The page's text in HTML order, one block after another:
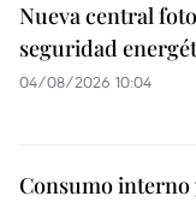
Nueva central
seguridad
04/08/2026 10:04
Consumo